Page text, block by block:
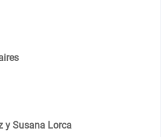
y Susana Lorca